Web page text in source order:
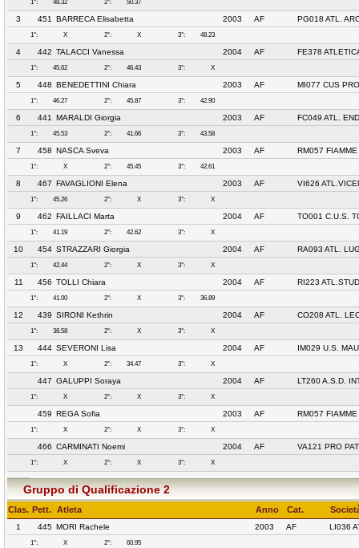
1°: 48.32 2°: 50.37
3 451 BARRECA Elisabetta 2003 AF PG018 ATL.
1°: X 2°: X 3°: 48.23
4 442 TALACCI Vanessa 2004 AF FE378
1°: 45.62 2°: 46.43 3°: X
5 448 BENEDETTINI Chiara 2003 AF MI077 CUS
1°: 46.27 2°: 45.87 3°: 42.90
6 441 MARALDI Giorgia 2003 AF FC049 ATL.
1°: 45.53 2°: 41.66 3°: 43.58
7 458 NASCA Sveva 2003 AF RM057
1°: X 2°: 45.45 3°: 42.61
8 467 FAVAGLIONI Elena 2003 AF VI626
1°: 45.26 2°: X 3°: X
9 462 FAILLACI Marta 2004 AF TO001 C.U.S.
1°: 41.19 2°: 42.62 3°: X
10 454 STRAZZARI Giorgia 2004 AF RA093 ATL.
1°: 42.44 2°: X 3°: X
11 456 TOLLI Chiara 2004 AF RI223
1°: 41.00 2°: X 3°: 36.89
12 439 SIRONI Kethrin 2004 AF CO208 ATL.
1°: 38.58 2°: X 3°: X
13 444 SEVERONI Lisa 2004 AF IM029 U.S.
1°: X 2°: 34.47 3°: X
447 GALUPPI Soraya 2004 AF LT260 A.S.D.
1°: X 2°: X 3°: X
459 REGA Sofia 2003 AF RM057
1°: X 2°: X 3°: X
466 CARMINATI Noemi 2004 AF VA121 PRO
1°: X 2°: X 3°: X
Gruppo di Qualificazione 2
Clas. Pett. Atleta Anno Cat.
1 445 MORI Rachele 2003 AF LI036
1°: X 2°: 60.95